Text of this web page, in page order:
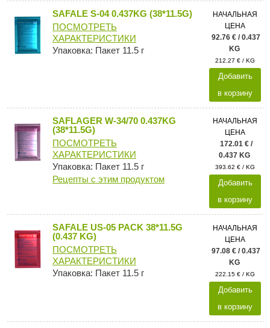
SAFALE S-04 0.437KG (38*11.5G)
ПОСМОТРЕТЬ
ХАРАКТЕРИСТИКИ
Упаковка: Пакет 11.5 г
НАЧАЛЬНАЯ
ЦЕНА
92.76 € / 0.437
KG
212.27 € / KG
Добавить
в корзину
SAFLAGER W-34/70 0.437KG
(38*11.5G)
ПОСМОТРЕТЬ
ХАРАКТЕРИСТИКИ
Упаковка: Пакет 11.5 г
Рецепты с этим продуктом
НАЧАЛЬНАЯ
ЦЕНА
172.01 € /
0.437 KG
393.62 € / KG
Добавить
в корзину
SAFALE US-05 PACK 38*11.5G
(0.437 KG)
ПОСМОТРЕТЬ
ХАРАКТЕРИСТИКИ
Упаковка: Пакет 11.5 г
НАЧАЛЬНАЯ
ЦЕНА
97.08 € / 0.437
KG
222.15 € / KG
Добавить
в корзину